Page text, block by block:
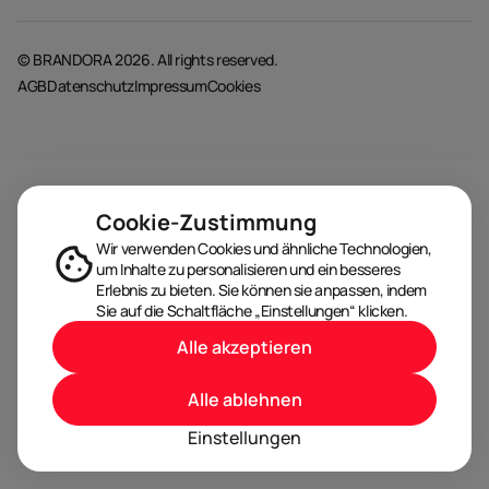
© BRANDORA 2026. All rights reserved.
AGBDatenschutzImpressumCookies
Cookie-Zustimmung
Wir verwenden Cookies und ähnliche Technologien,
um Inhalte zu personalisieren und ein besseres
Erlebnis zu bieten. Sie können sie anpassen, indem
Sie auf die Schaltfläche „Einstellungen“ klicken.
Einstellungen
Alle ablehnen
Alle akzeptieren